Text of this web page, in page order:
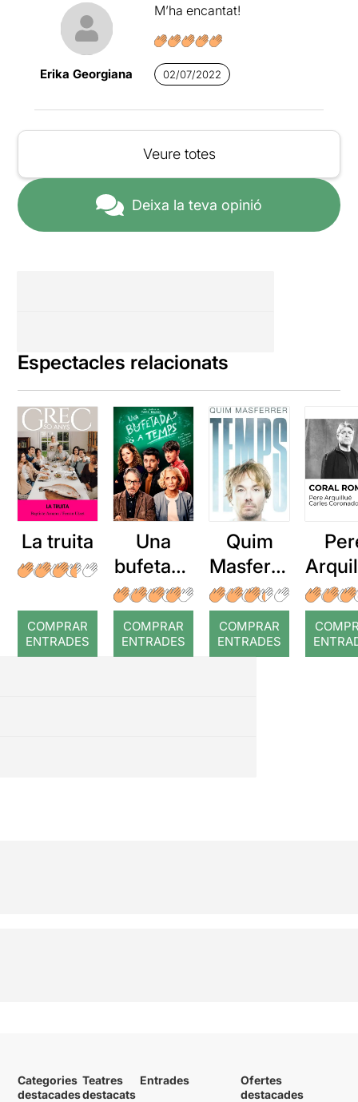
Erika Georgiana
M’ha encantat!
02/07/2022
Veure totes
Deixa la teva opinió
Espectacles relacionats
La truita
COMPRAR
ENTRADES
Una
bufetada
a temps
COMPRAR
ENTRADES
Quim
Masferre
r: Temps
COMPRAR
ENTRADES
:
Categories
destacades
Teatres
destacats
Entrades
Ofertes
destacades